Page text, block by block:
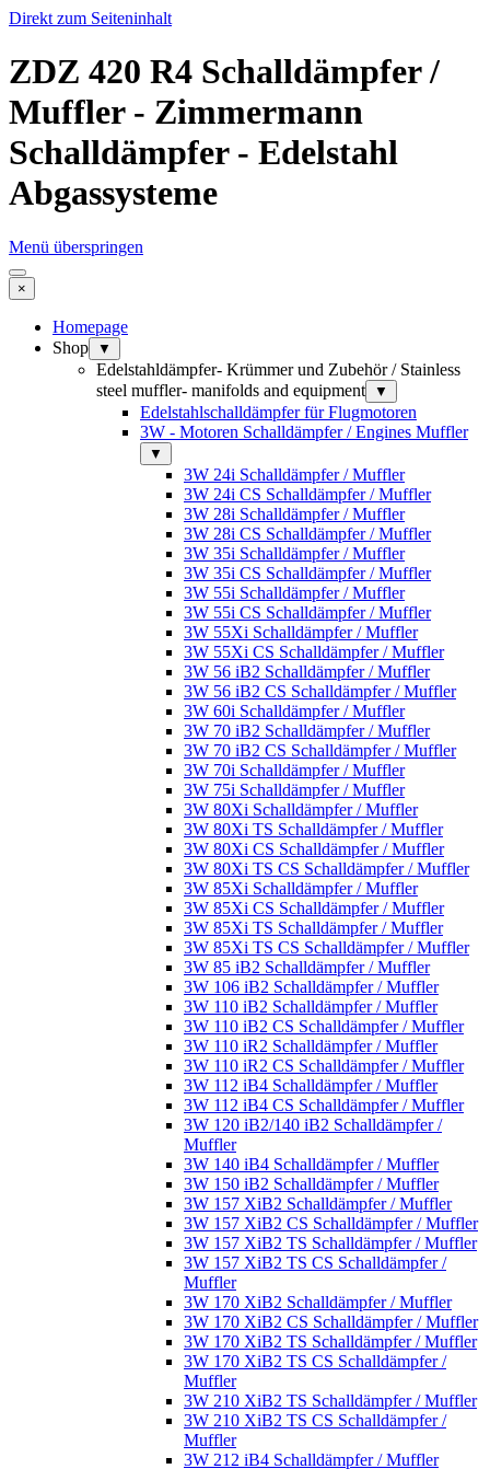
Direkt zum Seiteninhalt
ZDZ 420 R4 Schalldämpfer /
Muffler - Zimmermann
Schalldämpfer - Edelstahl
Abgassysteme
Menü überspringen
×
Homepage
Shop
▼
Edelstahldämpfer- Krümmer und Zubehör / Stainless
steel muffler- manifolds and equipment
▼
Edelstahlschalldämpfer für Flugmotoren
3W - Motoren Schalldämpfer / Engines Muffler
▼
3W 24i Schalldämpfer / Muffler
3W 24i CS Schalldämpfer / Muffler
3W 28i Schalldämpfer / Muffler
3W 28i CS Schalldämpfer / Muffler
3W 35i Schalldämpfer / Muffler
3W 35i CS Schalldämpfer / Muffler
3W 55i Schalldämpfer / Muffler
3W 55i CS Schalldämpfer / Muffler
3W 55Xi Schalldämpfer / Muffler
3W 55Xi CS Schalldämpfer / Muffler
3W 56 iB2 Schalldämpfer / Muffler
3W 56 iB2 CS Schalldämpfer / Muffler
3W 60i Schalldämpfer / Muffler
3W 70 iB2 Schalldämpfer / Muffler
3W 70 iB2 CS Schalldämpfer / Muffler
3W 70i Schalldämpfer / Muffler
3W 75i Schalldämpfer / Muffler
3W 80Xi Schalldämpfer / Muffler
3W 80Xi TS Schalldämpfer / Muffler
3W 80Xi CS Schalldämpfer / Muffler
3W 80Xi TS CS Schalldämpfer / Muffler
3W 85Xi Schalldämpfer / Muffler
3W 85Xi CS Schalldämpfer / Muffler
3W 85Xi TS Schalldämpfer / Muffler
3W 85Xi TS CS Schalldämpfer / Muffler
3W 85 iB2 Schalldämpfer / Muffler
3W 106 iB2 Schalldämpfer / Muffler
3W 110 iB2 Schalldämpfer / Muffler
3W 110 iB2 CS Schalldämpfer / Muffler
3W 110 iR2 Schalldämpfer / Muffler
3W 110 iR2 CS Schalldämpfer / Muffler
3W 112 iB4 Schalldämpfer / Muffler
3W 112 iB4 CS Schalldämpfer / Muffler
3W 120 iB2/140 iB2 Schalldämpfer /
Muffler
3W 140 iB4 Schalldämpfer / Muffler
3W 150 iB2 Schalldämpfer / Muffler
3W 157 XiB2 Schalldämpfer / Muffler
3W 157 XiB2 CS Schalldämpfer / Muffler
3W 157 XiB2 TS Schalldämpfer / Muffler
3W 157 XiB2 TS CS Schalldämpfer /
Muffler
3W 170 XiB2 Schalldämpfer / Muffler
3W 170 XiB2 CS Schalldämpfer / Muffler
3W 170 XiB2 TS Schalldämpfer / Muffler
3W 170 XiB2 TS CS Schalldämpfer /
Muffler
3W 210 XiB2 TS Schalldämpfer / Muffler
3W 210 XiB2 TS CS Schalldämpfer /
Muffler
3W 212 iB4 Schalldämpfer / Muffler